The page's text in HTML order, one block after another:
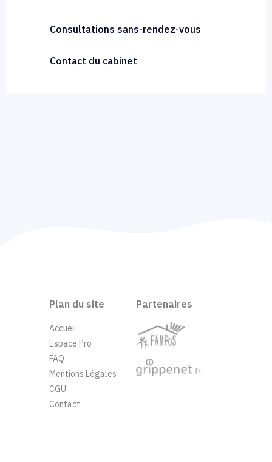
Consultations sans-rendez-vous
Contact du cabinet
Plan du site
Accueil
Espace Pro
FAQ
Mentions Légales
CGU
Contact
Partenaires